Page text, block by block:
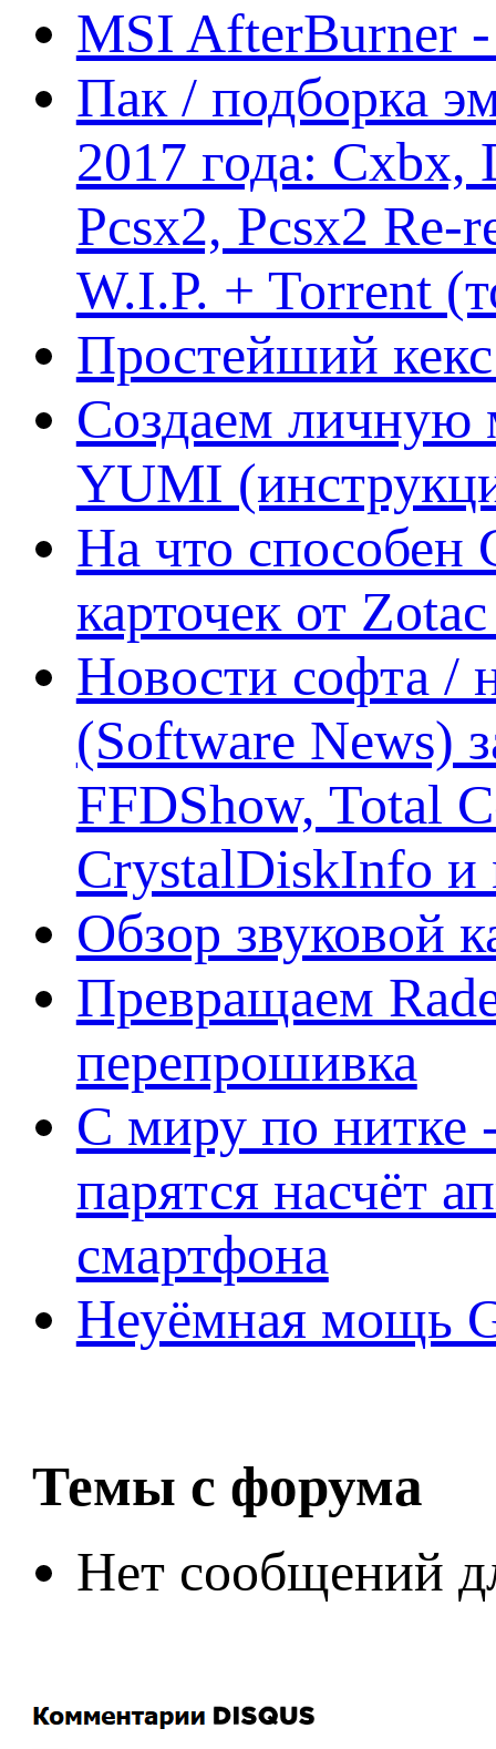
MSI AfterBurner
Пак / подборка
2017 года:
Pcsx2, Pcsx2
W.I.P. + Torrent
Простейший кекс
Создаем личную
YUMI
На что способен
карточек от
Новости софта /
(Software News)
FFDShow, Total
CrystalDiskInfo и
Обзор звуковой
Превращаем
перепрошивка
С миру по нитке
парятся насчёт
смартфона
Неуёмная мощь
Темы с форума
Нет сообщений